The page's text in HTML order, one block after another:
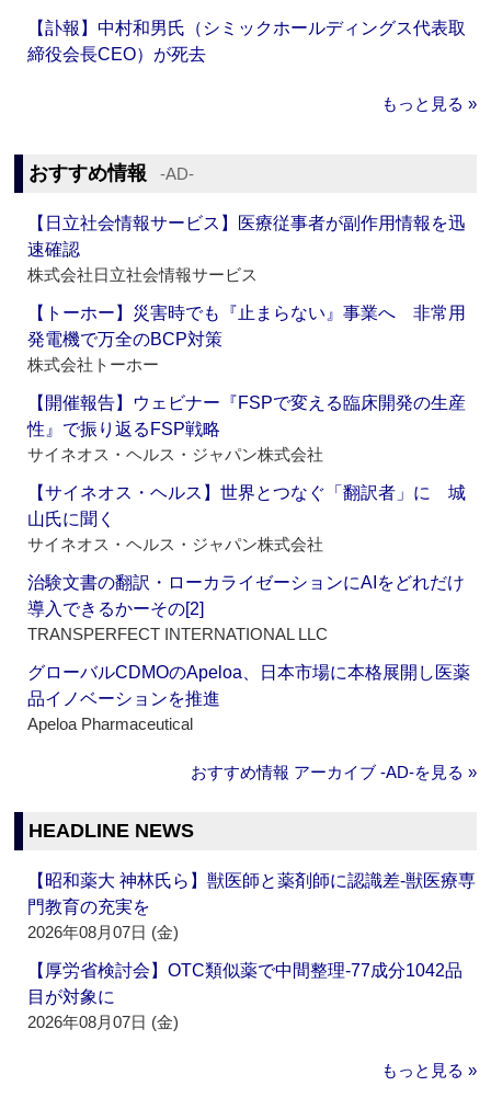
【訃報】中村和男氏（シミックホールディングス代表取
締役会長CEO）が死去
もっと見る »
おすすめ情報 ‐AD‐
【日立社会情報サービス】医療従事者が副作用情報を迅
速確認
株式会社日立社会情報サービス
【トーホー】災害時でも『止まらない』事業へ 非常用
発電機で万全のBCP対策
株式会社トーホー
【開催報告】ウェビナー『FSPで変える臨床開発の生産
性』で振り返るFSP戦略
サイネオス・ヘルス・ジャパン株式会社
【サイネオス・ヘルス】世界とつなぐ「翻訳者」に 城
山氏に聞く
サイネオス・ヘルス・ジャパン株式会社
治験文書の翻訳・ローカライゼーションにAIをどれだけ
導入できるかーその[2]
TRANSPERFECT INTERNATIONAL LLC
グローバルCDMOのApeloa、日本市場に本格展開し医薬
品イノベーションを推進
Apeloa Pharmaceutical
おすすめ情報 アーカイブ ‐AD‐を見る »
HEADLINE NEWS
【昭和薬大 神林氏ら】獣医師と薬剤師に認識差‐獣医療専
門教育の充実を
2026年08月07日 (金)
【厚労省検討会】OTC類似薬で中間整理‐77成分1042品
目が対象に
2026年08月07日 (金)
もっと見る »